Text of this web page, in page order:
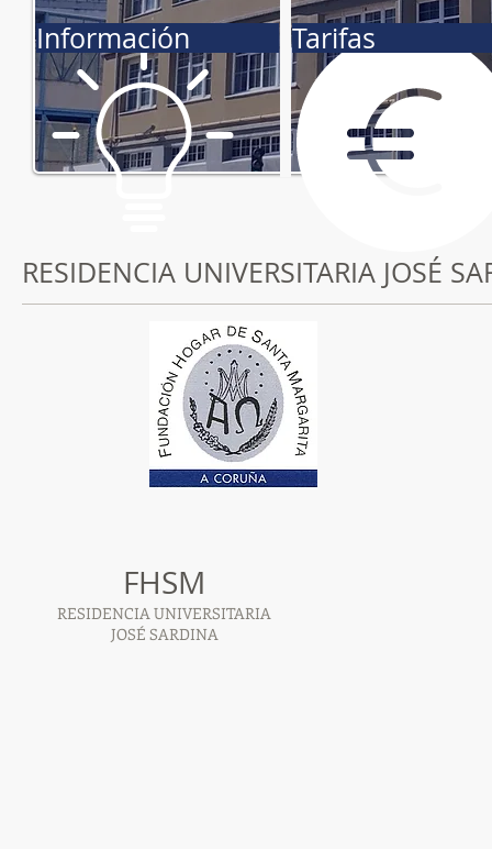
Información Tarifas
RESIDENCIA UNIVERSITARIA JOSÉ
FHSM
RESIDENCIA UNIVERSITARIA
JOSÉ SARDINA